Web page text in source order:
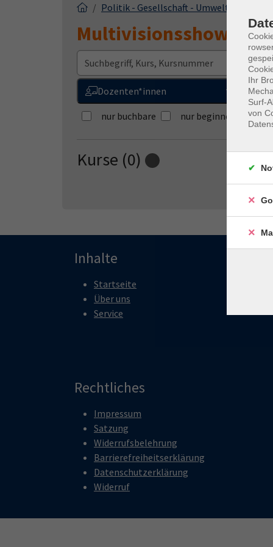
Politik - Gesellschaft - Umwelt
Multivisionsshows
Dozenten*innen
nur buchbare nur beginnende
Kurse (0)
Inhalte
Startseite
Über uns
Service
Rechtliches
Impressum
Satzung
Widerrufsbelehrung
Barrierefreiheitserklärung
Datenschutzerklärung
Widerruf
Ihr
Surf-
von